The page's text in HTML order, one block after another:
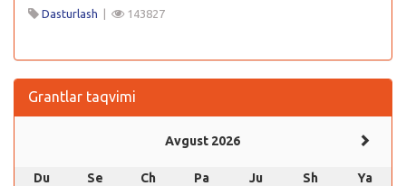
Dasturlash | 143827
Grantlar taqvimi
Avgust 2026
Du Se Ch Pa Ju Sh
Ya